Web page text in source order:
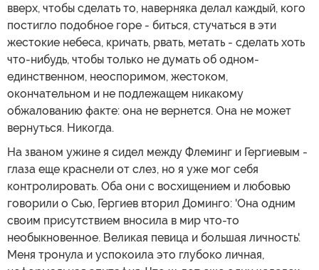
вверх, чтобы сделать то, наверняка делал каждый, кого
постигло подобное горе - биться, стучаться в эти
жестокие небеса, кричать, рвать, метать - сделать хоть
что-нибудь, чтобы только не думать об одном-
единственном, неоспоримом, жестоком,
окончательном и не подлежащем никакому
обжалованию факте: она не вернется. Она не может
вернуться. Никогда.
На званом ужине я сидел между Флеминг и Гергиевым -
глаза еще краснели от слез, но я уже мог себя
контролировать. Оба они с восхищением и любовью
говорили о Сью, Гергиев вторил Доминго: 'Она одним
своим присутствием вносила в мир что-то
необыкновенное. Великая певица и большая личность'.
Меня тронула и успокоила это глубоко личная,